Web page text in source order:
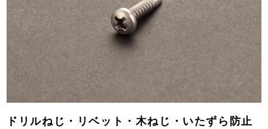
ドリルねじ・リベット・木ねじ・いたずら防止